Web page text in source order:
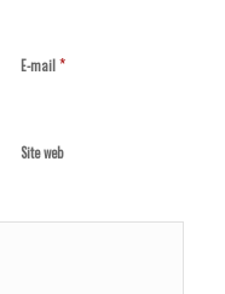
E-mail*
Site web